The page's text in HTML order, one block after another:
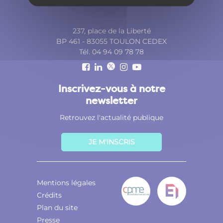
237, place de la Liberté
BP 461 - 83055 TOULON CEDEX
Tél. 04 94 09 78 78
Inscrivez-vous à notre
newsletter
Retrouvez l'actualité publique
JE M'INSCRIS
Mentions légales
Crédits
Plan du site
Presse